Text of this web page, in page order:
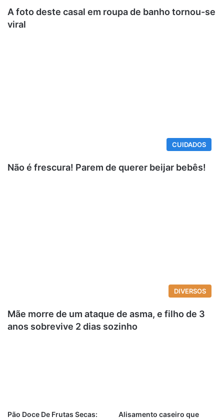
A foto deste casal em roupa de banho tornou-se
viral
CUIDADOS
Não é frescura! Parem de querer beijar bebês!
DIVERSOS
Mãe morre de um ataque de asma, e filho de 3
anos sobrevive 2 dias sozinho
Pão Doce De Frutas Secas:
Alisamento caseiro que